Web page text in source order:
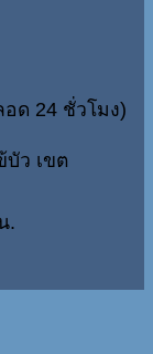
ด 24 ชั่วโมง)
บัว เขต
.